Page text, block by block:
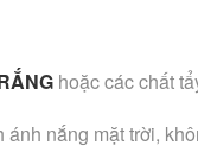
hoặc các chất
ánh nắng mặt trời,